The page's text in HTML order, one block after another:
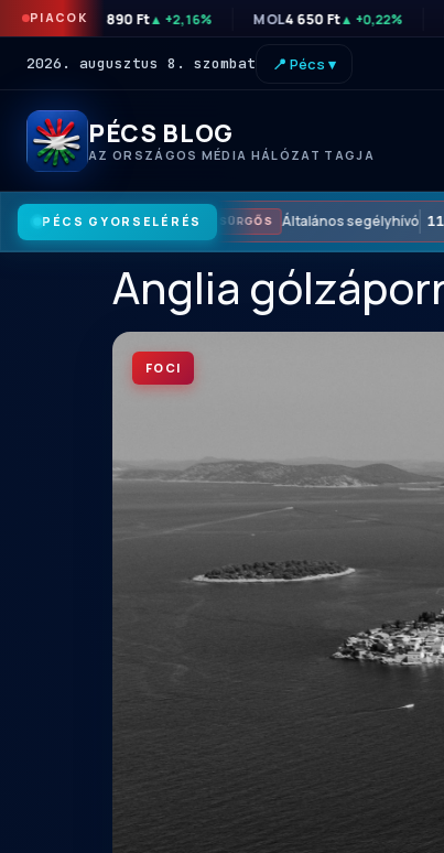
PIACOK
OTP 46 890 Ft▲ +2,16% MOL4 650 Ft▲ +0,22%
2026. augusztus 8. szombat 📍 Pécs ▾
PÉCS BLOG
AZ ORSZÁGOS MÉDIA HÁLÓZAT TAGJA
PÉCS GYORSELÉRÉS SÜRGŐS Általános segélyhívó 112
Anglia
FOCI